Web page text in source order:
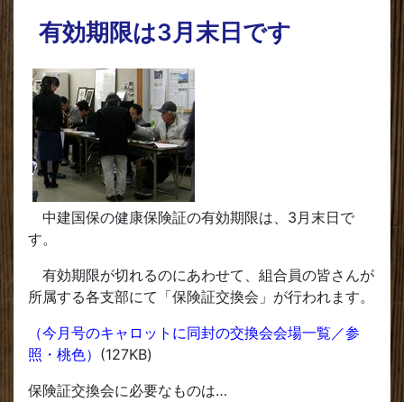
有効期限は3月末日です
中建国保の健康保険証の有効期限は、3月末日で
す。
有効期限が切れるのにあわせて、組合員の皆さんが
所属する各支部にて「保険証交換会」が行われます。
（今月号のキャロットに同封の交換会会場一覧／参
照・桃色） (127KB)
保険証交換会に必要なものは…